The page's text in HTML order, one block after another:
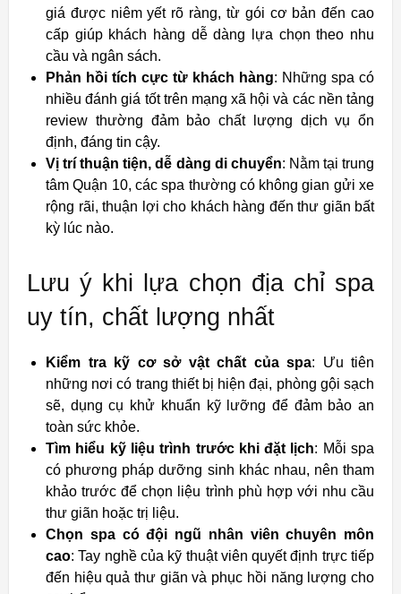
giá được niêm yết rõ ràng, từ gói cơ bản đến cao
cấp giúp khách hàng dễ dàng lựa chọn theo nhu
cầu và ngân sách.
Phản hồi tích cực từ khách hàng: Những spa có
nhiều đánh giá tốt trên mạng xã hội và các nền tảng
review thường đảm bảo chất lượng dịch vụ ổn
định, đáng tin cậy.
Vị trí thuận tiện, dễ dàng di chuyển: Nằm tại trung
tâm Quận 10, các spa thường có không gian gửi xe
rộng rãi, thuận lợi cho khách hàng đến thư giãn bất
kỳ lúc nào.
Lưu ý khi lựa chọn địa chỉ spa
uy tín, chất lượng nhất
Kiểm tra kỹ cơ sở vật chất của spa: Ưu tiên
những nơi có trang thiết bị hiện đại, phòng gội sạch
sẽ, dụng cụ khử khuẩn kỹ lưỡng để đảm bảo an
toàn sức khỏe.
Tìm hiểu kỹ liệu trình trước khi đặt lịch: Mỗi spa
có phương pháp dưỡng sinh khác nhau, nên tham
khảo trước để chọn liệu trình phù hợp với nhu cầu
thư giãn hoặc trị liệu.
Chọn spa có đội ngũ nhân viên chuyên môn
cao: Tay nghề của kỹ thuật viên quyết định trực tiếp
đến hiệu quả thư giãn và phục hồi năng lượng cho